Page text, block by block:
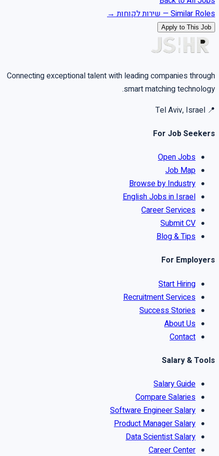
Similar Roles
— שירות לקוחות→
Apply to This Job
Connecting exceptional talent with leading companies through
smart matching technology.
📍
Tel Aviv, Israel
For Job Seekers
Open Jobs
Job Map
Browse by Industry
English Jobs in Israel
Career Services
Submit CV
Blog & Tips
For Employers
Start Hiring
Recruitment Services
Success Stories
About Us
Contact
Salary & Tools
Salary Guide
Compare Salaries
Software Engineer Salary
Product Manager Salary
Data Scientist Salary
Career Center